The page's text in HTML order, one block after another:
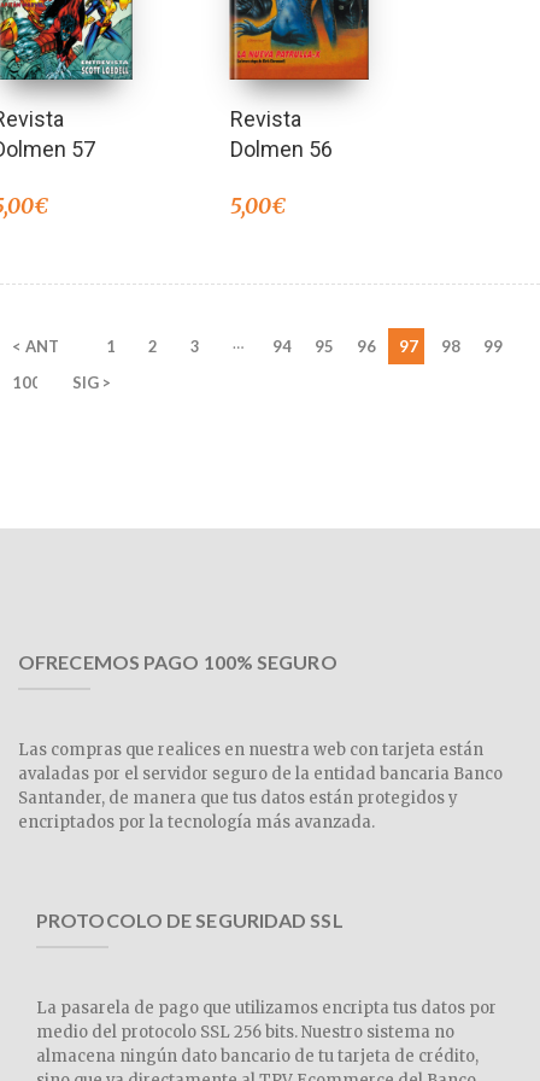
57
€
Revista
Dolmen 56
5,00€
< ANT 1 2 3 … 94 95 96 97 98
99
100
SIG >
OFRECEMOS PAGO 100% SEGURO
Las compras que realices en nuestra web con tarjeta están
avaladas por el servidor seguro de la entidad bancaria Banco
Santander, de manera que tus datos están protegidos y
encriptados por la tecnología más avanzada.
PROTOCOLO DE SEGURIDAD SSL
La pasarela de pago que utilizamos encripta tus datos por
medio del protocolo SSL 256 bits. Nuestro sistema no
almacena ningún dato bancario de tu tarjeta de crédito,